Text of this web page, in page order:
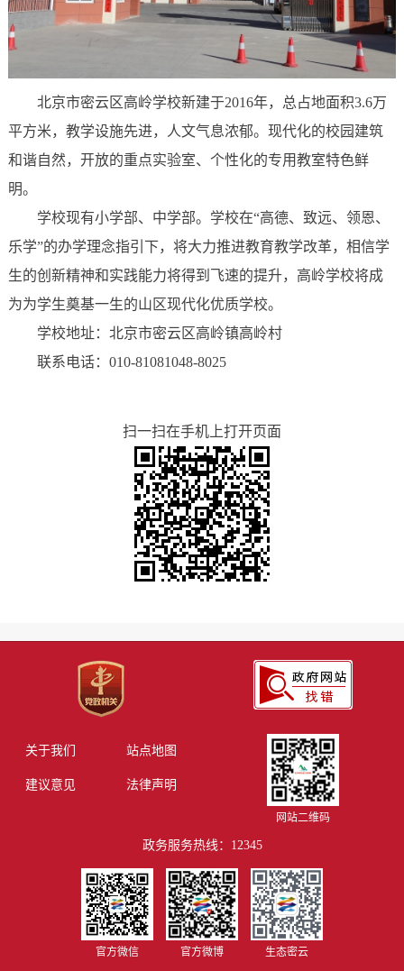
北京市密云区高岭学校新建于2016年，总占地面积3.6万
平方米，教学设施先进，人文气息浓郁。现代化的校园建筑
和谐自然，开放的重点实验室、个性化的专用教室特色鲜
明。
学校现有小学部、中学部。学校在“高德、致远、领恩、
乐学”的办学理念指引下，将大力推进教育教学改革，相信学
生的创新精神和实践能力将得到飞速的提升，高岭学校将成
为为学生奠基一生的山区现代化优质学校。
学校地址：北京市密云区高岭镇高岭村
联系电话：010-81081048-8025
扫一扫在手机上打开页面
关于我们 站点地图
建议意见 法律声明
网站二维码
政务服务热线：12345
官方微信 官方微博 生态密云